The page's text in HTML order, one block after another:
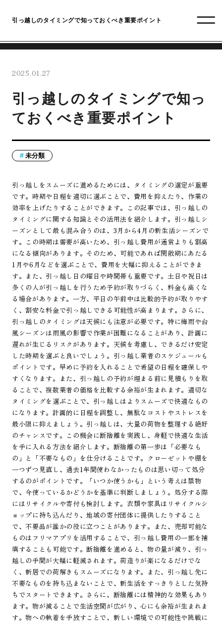
引っ越しのタイミングで知っておくべき重要ポイント
2025.01.27
引っ越しのタイミングで知っ
ておくべき重要ポイント
未分類
引っ越しをスムーズに進めるためには、タイミングの選定が重要
です。時期や日程を適切に選ぶことで、費用を抑えたり、作業の
効率を上げたりすることができます。この記事では、引っ越しの
タイミングに関する知識とその活用法を紹介します。引っ越しシ
ーズンとして最も混み合うのは、3月から4月の新生活シーズンで
す。この時期は需要が高いため、引っ越し費用が通常よりも割高
になる傾向があります。そのため、可能であれば閑散期にあたる
1月や6月などを選ぶことで、費用を大幅に抑えることができま
す。また、引っ越し日の曜日や時間帯も重要です。土日や祝日は
多くの人が引っ越しを行うため予約が取りづらく、料金も高くな
る場合があります。一方、平日の午前中は比較的予約が取りやす
く、割安な料金で引っ越しできる可能性が高まります。さらに、
引っ越しのタイミングは天候にも注意が必要です。特に梅雨や台
風シーズンは雨風の影響で作業が困難になることがあり、計画に
遅れが生じるリスクがあります。天候を考慮し、できるだけ安定
した時期を選ぶと良いでしょう。引っ越し業者のスケジュールも
ポイントです。早めに予約を入れることで希望の日程を確保しや
すくなります。また、引っ越しの予約が埋まる前に見積もりを取
ることで、複数業者の価格を比較する余裕が生まれます。適切な
タイミングを選ぶことで、引っ越しはよりスムーズで快適なもの
になります。計画的に日程を調整し、無駄なコストやストレスを
最小限に抑えましょう。引っ越しは、大量の荷物を整理する絶好
のチャンスです。この機会に断捨離を実践し、身軽で快適な生活
を手に入れる方法を紹介します。断捨離の第一歩は「必要なも
の」と「不要なもの」を仕分けることです。クローゼットや棚を
一つずつ見直し、過去1年間使わなかったものは思い切って処分
するのがポイントです。「いつか使うかも」という考えは禁物
で、今使っているかどうかを基準に判断しましょう。処分する際
にはリサイクルや寄付も検討します。衣類や家具はリサイクルシ
ョップに持ち込んだり、地域の寄付団体に提供したりすること
で、不要品が誰かの役に立つことがあります。また、売却可能な
ものはフリマアプリを活用することで、引っ越し費用の一部を補
填することも可能です。断捨離を進めると、物の量が減り、引っ
越しの手間が大幅に軽減されます。荷造りが楽になるだけでな
く、新居での荷解きもスムーズになります。また、引っ越し先に
不要なものを持ち込まないことで、新生活をすっきりとした気持
ちでスタートできます。さらに、断捨離には精神的な効果もあり
ます。物が減ることで生活空間が広がり、心にも余裕が生まれま
す。物への執着を手放すことで、新しい環境での可能性や挑戦に